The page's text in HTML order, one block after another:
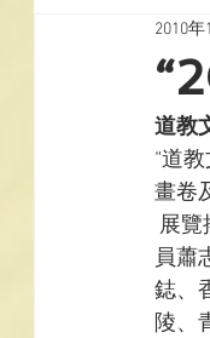
澳門道教科儀音樂
2010年
道教
“道
畫卷
員蕭
鋕、
陵、